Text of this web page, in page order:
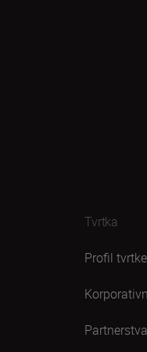
Tvrtka
Profil tvrtke